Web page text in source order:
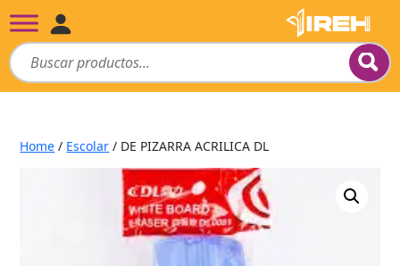
Home / Escolar / DE PIZARRA ACRILICA DL